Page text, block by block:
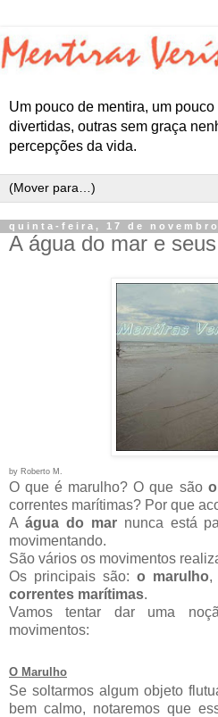
Um pouco de mentira, um
divertidas, outras sem graça
percepções da vida.
quinta-feira, 17 de novembro
A água do mar e
by Roberto M.
O que é marulho? O que são
correntes marítimas? Por que
A água do marnunca está
movimentando.
São vários os movimentos
Os principais são: o marulho,
correntes marítimas.
Vamos tentar dar uma
movimentos:
O Marulho
Se soltarmos algum objeto
bem calmo, notaremos que